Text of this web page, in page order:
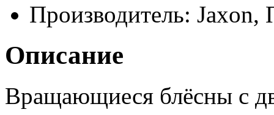
Производитель: Jaxon,
Описание
Вращающиеся блёсны с